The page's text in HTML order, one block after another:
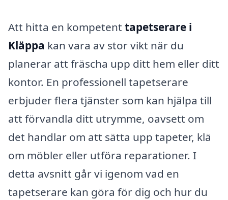
Att hitta en kompetent tapetserare i
Kläppa kan vara av stor vikt när du
planerar att fräscha upp ditt hem eller ditt
kontor. En professionell tapetserare
erbjuder flera tjänster som kan hjälpa till
att förvandla ditt utrymme, oavsett om
det handlar om att sätta upp tapeter, klä
om möbler eller utföra reparationer. I
detta avsnitt går vi igenom vad en
tapetserare kan göra för dig och hur du